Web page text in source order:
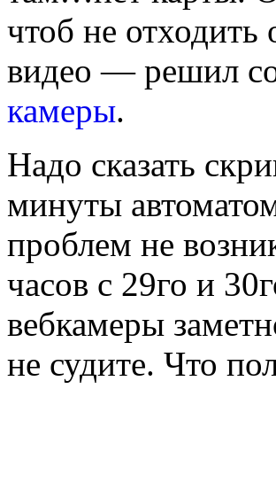
чтоб не отходить
видео — решил
камеры.
Надо сказать
минуты
проблем не
часов с 29го и
вебкамеры
не судите. Что